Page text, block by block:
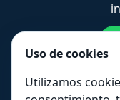
Uso de cookies
Utilizamos